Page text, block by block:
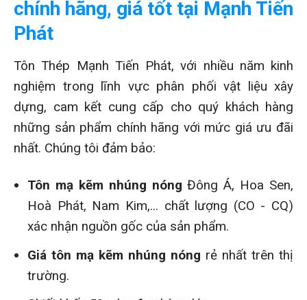
chính hãng, giá tốt tại Mạnh Tiến
Phát
Tôn Thép Mạnh Tiến Phát, với nhiều năm kinh
nghiệm trong lĩnh vực phân phối vật liệu xây
dựng, cam kết cung cấp cho quý khách hàng
những sản phẩm chính hãng với mức giá ưu đãi
nhất. Chúng tôi đảm bảo:
Tôn mạ kẽm nhúng nóng Đông Á, Hoa Sen,
Hoà Phát, Nam Kim,... chất lượng (CO - CQ)
xác nhận nguồn gốc của sản phẩm.
Giá tôn mạ kẽm nhúng nóng rẻ nhất trên thị
trường.